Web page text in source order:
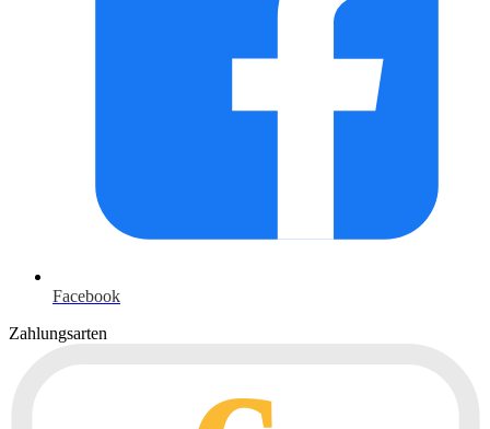
Facebook
Zahlungsarten